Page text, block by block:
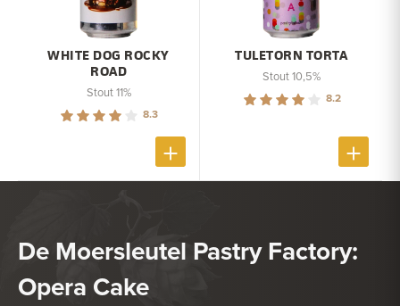
WHITE DOG ROCKY
ROAD
Stout 11%
8.3
TULETORN TORTA
Stout 10,5%
8.2
De Moersleutel Pastry Factory:
Opera Cake